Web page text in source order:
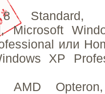
8 Standard,
Microsoft
или
XP
AMD